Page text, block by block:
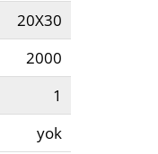
20X30
2000
1
yok